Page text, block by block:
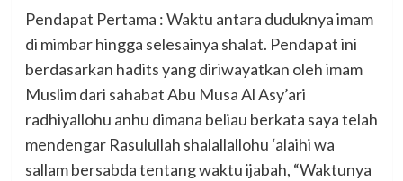
Pendapat Pertama : Waktu antara duduknya imam
di mimbar hingga selesainya shalat. Pendapat ini
berdasarkan hadits yang diriwayatkan oleh imam
Muslim dari sahabat Abu Musa Al Asy’ari
radhiyallohu anhu dimana beliau berkata saya telah
mendengar Rasulullah shalallallohu ‘alaihi wa
sallam bersabda tentang waktu ijabah, “Waktunya